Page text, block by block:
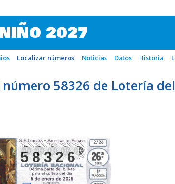
2027
Localizar números Noticias Datos Historia
58326 de Lotería del
58326